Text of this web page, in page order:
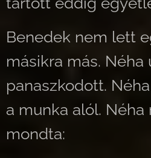
Benedek nem lett
másikra más. Néha
panaszkodott.
a munka alól.
mondta: